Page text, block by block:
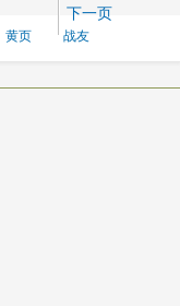
下一页
黄页 战友